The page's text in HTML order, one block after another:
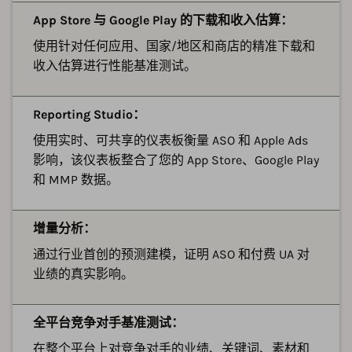
App Store 与 Google Play 的下载和收入估算：
使用针对任何应用、国家/地区和商店的精准下载和
收入估算进行性能基准测试。
Reporting Studio：
使用实时、可共享的仪表板衡量 ASO 和 Apple Ads
影响，该仪表板整合了您的 App Store、Google Play
和 MMP 数据。
增量分析：
通过行业首创的预测建模，证明 ASO 和付费 UA 对
业绩的真实影响。
全平台竞争对手基准测试：
在整个平台上对竞争对手的业绩、关键词、素材和